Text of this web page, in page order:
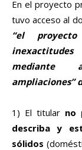
En el proyecto
tuvo acceso al
“el
mediante
ampliaciones”
1) El titular no
describa y
sólidos